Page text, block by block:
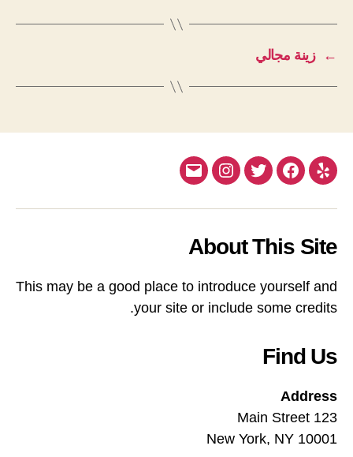
← زينة مجالي
Yelp
Facebook
Twitter
Instagram
Email
About This Site
This may be a good place to introduce yourself and
your site or include some credits.
Find Us
Address
123 Main Street
New York, NY 10001